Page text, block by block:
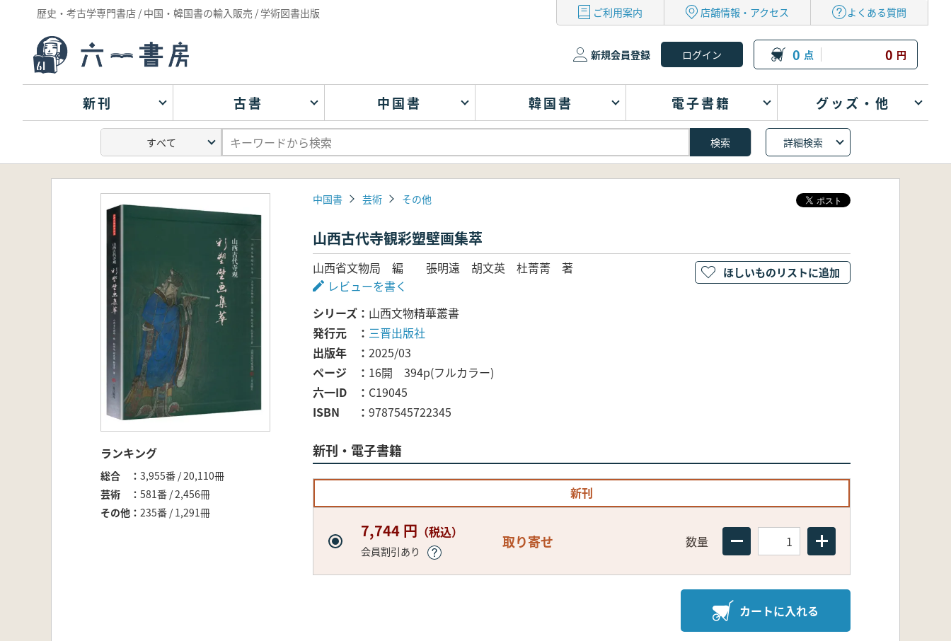
歴史・考古学専門書店 / 中国・韓国書の輸入販売 / 学術図書出版 ご利用案内 店舗情報・アクセス よくある質問
新規会員登録 0 点 0 円
新刊 古書 中国書 韓国書 電子書籍 グッズ・他
詳細検索
ランキング
総合
3,955番 / 20,110冊
芸術
581番 / 2,456冊
その他
235番 / 1,291冊
中国書 芸術 その他
山西古代寺観彩塑壁画集萃
山西省文物局 編 張明遠 胡文英 杜菁菁 著
レビューを書く
シリーズ
山西文物精華叢書
発行元
三晋出版社
出版年
2025/03
ページ
16開 394p(フルカラー)
六一ID
C19045
ISBN
9787545722345
新刊・電子書籍
新刊
7,744 円 （税込）
会員割引あり
取り寄せ 数量
カートに入れる
ほしいものリストに追加